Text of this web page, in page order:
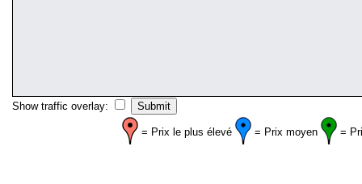
Show traffic overlay:
= Prix le plus élevé = Prix moyen =